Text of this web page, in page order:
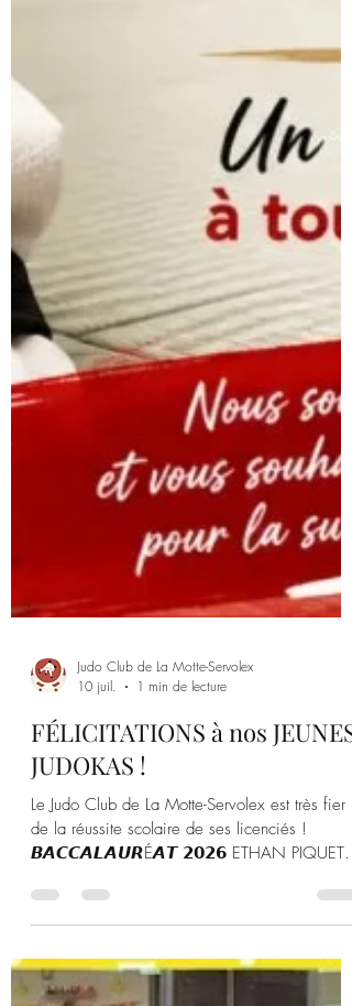
10 juil.
1 min de lecture
FÉLICITATIONS à nos JEUNES
JUDOKAS !
Le Judo Club de La Motte-Servolex est très fier
𝘽𝘼𝘾𝘾𝘼𝙇𝘼𝙐𝙍É𝘼𝙏 𝟮𝟬𝟮𝟲 ETHAN PIQUET –
Mention AB ISMAÏL DUBOIS – Mention TB